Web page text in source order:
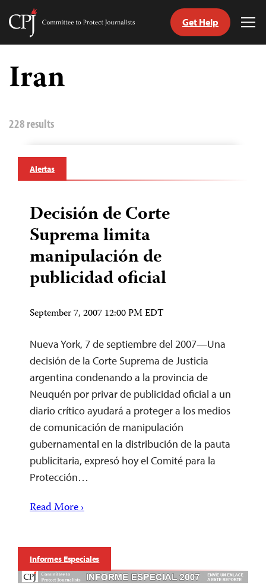
Skip
content
Committee
Get Help
Iran
228 results
Alertas
Decisión de Corte
Suprema limita
manipulación de
publicidad oficial
September 7, 2007 12:00 PM EDT
Nueva York, 7 de septiembre del 2007—Una
decisión de la Corte Suprema de Justicia
argentina condenando a la provincia de
Neuquén por privar de publicidad oficial a un
diario crítico ayudará a proteger a los medios
de comunicación de manipulación
gubernamental en la distribución de la pauta
publicitaria, expresó hoy el Comité para la
Protección…
Read More ›
Informes Especiales